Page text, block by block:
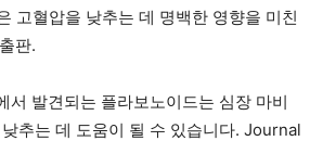
고혈압을 낮추는 데 명백한 영향을 미친
판.
서 발견되는 플라보노이드는 심장 마비
추는 데 도움이 될 수 있습니다. Journal